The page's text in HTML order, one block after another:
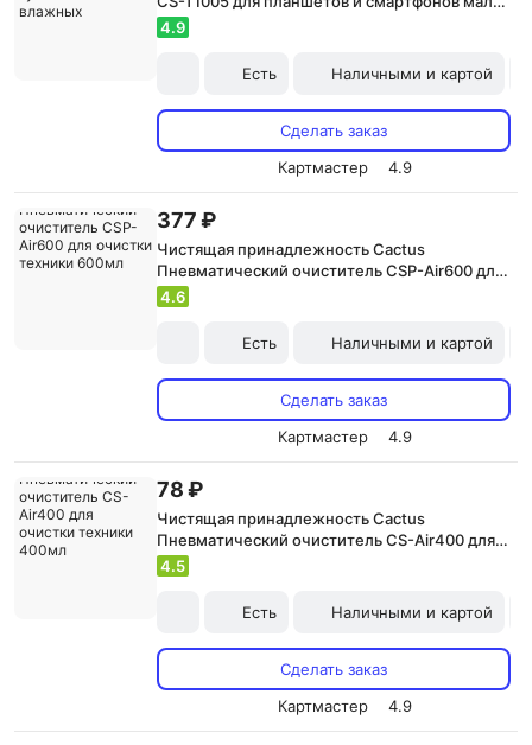
туба 100шт влажных
4.9
Есть Наличными и картой
Сделать заказ
Картмастер
4.9
377 ₽
Чистящая принадлежность Cactus
Пневматический очиститель CSP-Air600 для
очистки техники 600мл
4.6
Есть Наличными и картой
Сделать заказ
Картмастер
4.9
78 ₽
Чистящая принадлежность Cactus
Пневматический очиститель CS-Air400 для
очистки техники 400мл
4.5
Есть Наличными и картой
Сделать заказ
Картмастер
4.9